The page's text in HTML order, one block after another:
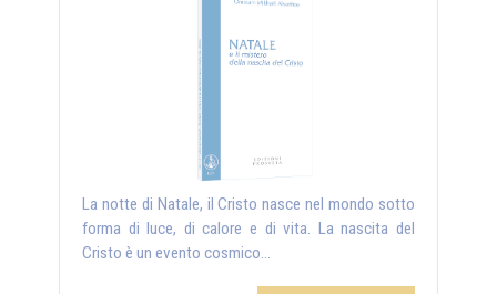
La notte di Natale, il Cristo nasce nel mondo sotto
forma di luce, di calore e di vita. La nascita del
Cristo è un evento cosmico...